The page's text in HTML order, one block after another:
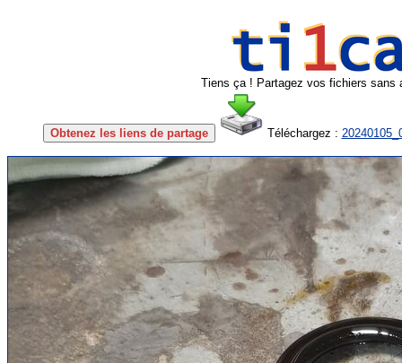
Tiens ça ! Partagez vos fichiers sans
Obtenez les liens de partage Téléchargez :